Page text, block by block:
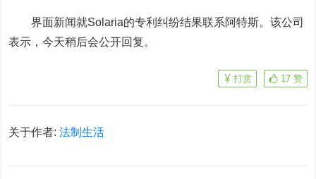
界面新闻就Solaria的专利纠纷结果联系阿特斯。该公司
表示，今天稍后会公开回复。
17 赞
打赏
关于作者:法制生活